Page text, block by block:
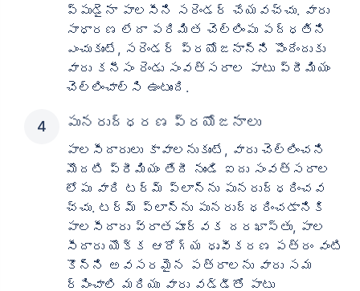
ప్పుడైనా పాలసీని సరెండర్ చేయవచ్చు. వారు
సాధారణ లేదా పరిమిత చెల్లింపు పద్ధతిని
ఎంచుకుంటే, సరెండర్ ప్రయోజనాన్ని పొందేందుకు
వారు కనీసం రెండు సంవత్సరాల పాటు ప్రీమియం
చెల్లించాల్సి ఉంటుంది.
పునరుద్ధరణ ప్రయోజనాలు
పాలసీదారులు కావాలనుకుంటే, వారు చెల్లించని
మొదటి ప్రీమియం తేదీ నుండి ఐదు సంవత్సరాల
లోపు వారి టర్మ్ ప్లాన్‌ను పునరుద్ధరించవ
చ్చు. టర్మ్ ప్లాన్‌ను పునరుద్ధరించడానికి
పాలసీదారు వ్రాతపూర్వక దరఖాస్తు, పాల
సీదారు యొక్క ఆరోగ్య ధృవీకరణ పత్రం వంటి
కొన్ని అవసరమైన పత్రాలను వారు సమ
ర్పించాలి మరియు వారు వడ్డీతో పాటు
వయసు టర్మ్ ఇన్సూరెన్స్ ప్రీమియంలను
ఎలా ప్రభావితం చేస్తుంది
సంవత్సరాలు
₹ 434/నెల
34 సంవత్సరాలు
₹ 630/నెల
44 సంవత్సరాలు